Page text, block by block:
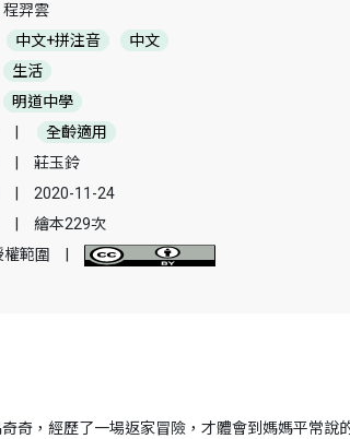
程羿雲
中文+拼注音
中文
生活
明道中學
全齡適用
莊玉鈴
2020-11-24
繪本229次
權範圍
奇，經歷了一場返家冒險，才體會到媽媽平常說